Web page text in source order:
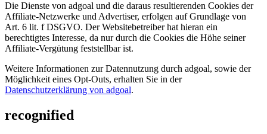
Die Dienste von adgoal und die daraus resultierenden Cookies der
Affiliate-Netzwerke und Advertiser, erfolgen auf Grundlage von
Art. 6 lit. f DSGVO. Der Websitebetreiber hat hieran ein
berechtigtes Interesse, da nur durch die Cookies die Höhe seiner
Affiliate-Vergütung feststellbar ist.
Weitere Informationen zur Datennutzung durch adgoal, sowie der
Möglichkeit eines Opt-Outs, erhalten Sie in der
Datenschutzerklärung von adgoal.
recognified